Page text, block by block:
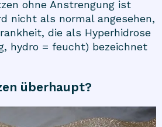
ohne Anstrengung ist
nicht als normal angesehen,
die als Hyperhidrose
hydro = feucht) bezeichnet
überhaupt?